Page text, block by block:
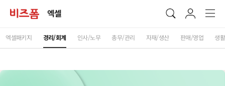
엑셀
엑셀패키지 경리/회계 인사/노무 총무/관리 자재/생산 판매/영업 생